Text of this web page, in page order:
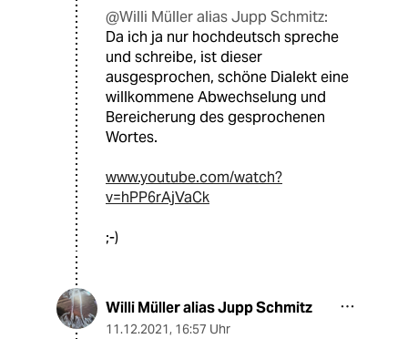
@Willi Müller alias Jupp Schmitz:
Da ich ja nur hochdeutsch spreche
und schreibe, ist dieser
ausgesprochen, schöne Dialekt eine
willkommene Abwechselung und
Bereicherung des gesprochenen
Wortes.
www.youtube.com/watch?
v=hPP6rAjVaCk
;-)
Willi Müller alias Jupp Schmitz
11.12.2021, 16:57 Uhr